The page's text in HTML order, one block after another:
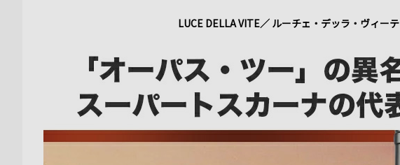
LUCE DELLA VITE／ ルーチェ・デッラ・ヴィーテ